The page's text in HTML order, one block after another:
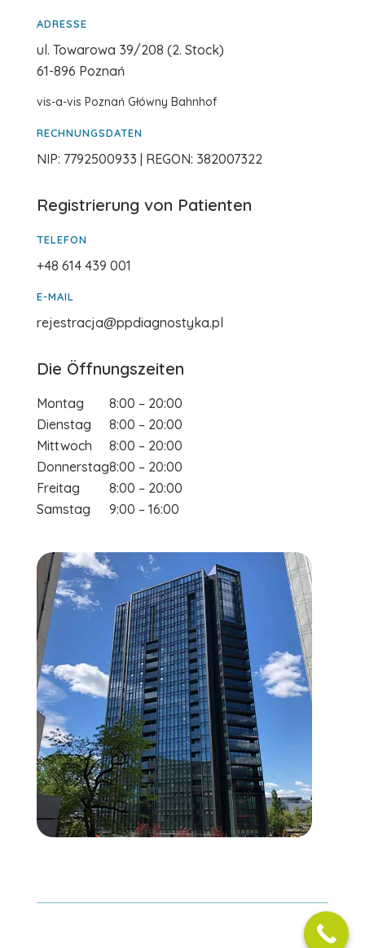
ADRESSE
ul. Towarowa 39/208 (2. Stock)
61-896 Poznań
vis-a-vis Poznań Główny Bahnhof
RECHNUNGSDATEN
NIP: 7792500933 | REGON: 382007322
Registrierung von Patienten
TELEFON
+48 614 439 001
E-MAIL
rejestracja@ppdiagnostyka.pl
Die Öffnungszeiten
Montag
8:00 – 20:00
Dienstag
8:00 – 20:00
Mittwoch
8:00 – 20:00
Donnerstag8:00 – 20:00
Freitag
8:00 – 20:00
Samstag
9:00 – 16:00